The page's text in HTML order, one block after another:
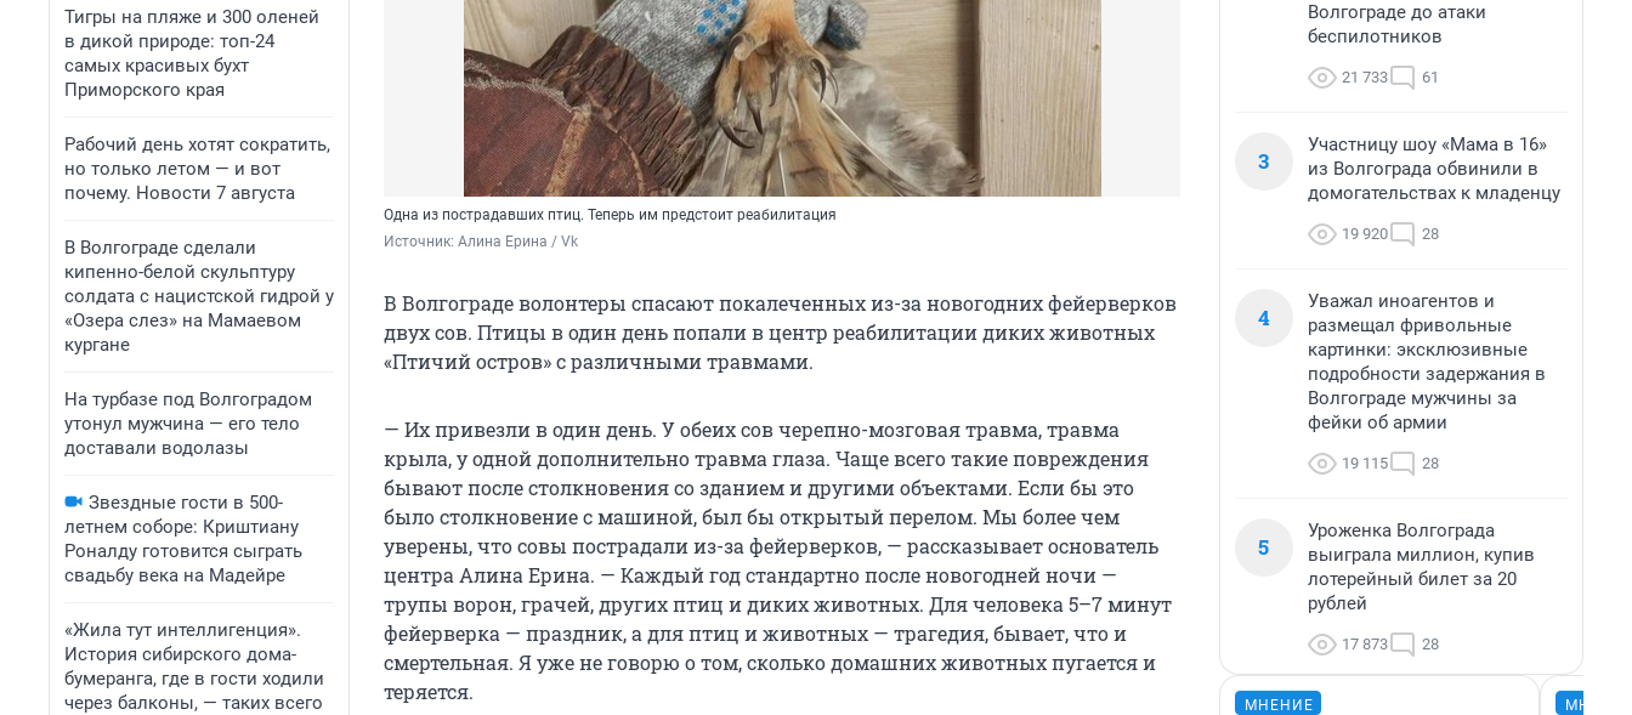
Тигры на пляже и 300 оленей
в дикой природе: топ-24
самых красивых бухт
Приморского края
Рабочий день хотят сократить,
но только летом — и вот
почему. Новости 7 августа
В Волгограде сделали
кипенно-белой скульптуру
солдата с нацистской гидрой у
«Озера слез» на Мамаевом
кургане
На турбазе под Волгоградом
утонул мужчина — его тело
доставали водолазы
Звездные гости в 500-
летнем соборе: Криштиану
Роналду готовится сыграть
свадьбу века на Мадейре
«Жила тут интеллигенция».
История сибирского дома-
бумеранга, где в гости ходили
через балконы, — таких всего
Одна из пострадавших птиц. Теперь им предстоит реабилитация
Источник: Алина Ерина / Vk
В Волгограде волонтеры спасают покалеченных из-за новогодних фейерверков
двух сов. Птицы в один день попали в центр реабилитации диких животных
«Птичий остров» с различными травмами.
— Их привезли в один день. У обеих сов черепно-мозговая травма, травма
крыла, у одной дополнительно травма глаза. Чаще всего такие повреждения
бывают после столкновения со зданием и другими объектами. Если бы это
было столкновение с машиной, был бы открытый перелом. Мы более чем
уверены, что совы пострадали из-за фейерверков, — рассказывает основатель
центра Алина Ерина. — Каждый год стандартно после новогодней ночи —
трупы ворон, грачей, других птиц и диких животных. Для человека 5–7 минут
фейерверка — праздник, а для птиц и животных — трагедия, бывает, что и
смертельная. Я уже не говорю о том, сколько домашних животных пугается и
теряется.
Волгограде до атаки
беспилотников
21 733 61
3
Участницу шоу «Мама в 16»
из Волгограда обвинили в
домогательствах к младенцу
19 920 28
4
Уважал иноагентов и
размещал фривольные
картинки: эксклюзивные
подробности задержания в
Волгограде мужчины за
фейки об армии
19 115 28
5
Уроженка Волгограда
выиграла миллион, купив
лотерейный билет за 20
рублей
17 873 28
МНЕНИЕ